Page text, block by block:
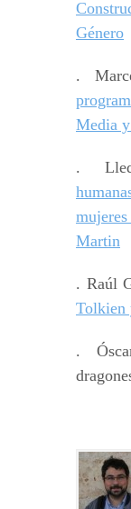
Género
.
Media
.
Martin
. Raúl
Tolkien
.